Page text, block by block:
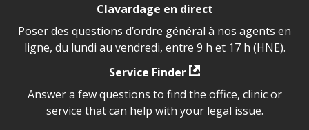
Clavardage en direct
Poser des questions d’ordre général à nos agents en
ligne, du lundi au vendredi, entre 9 h et 17 h (HNE).
Service Finder
Answer a few questions to find the office, clinic or
service that can help with your legal issue.